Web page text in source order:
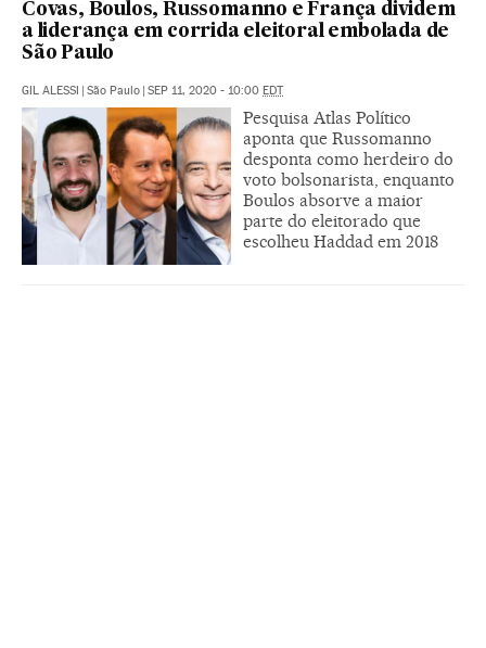
Covas, Boulos, Russomanno e França dividem
a liderança em corrida eleitoral embolada de
São Paulo
GIL ALESSI São Paulo SEP 11, 2020 - 10:00 EDT
Pesquisa Atlas Político
aponta que Russomanno
desponta como herdeiro do
voto bolsonarista, enquanto
Boulos absorve a maior
parte do eleitorado que
escolheu Haddad em 2018